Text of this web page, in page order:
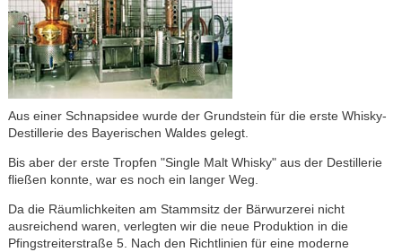
Aus einer Schnapsidee wurde der Grundstein für die erste Whisky-
Destillerie des Bayerischen Waldes gelegt.
Bis aber der erste Tropfen "Single Malt Whisky" aus der Destillerie
fließen konnte, war es noch ein langer Weg.
Da die Räumlichkeiten am Stammsitz der Bärwurzerei nicht
ausreichend waren, verlegten wir die neue Produktion in die
Pfingstreiterstraße 5. Nach den Richtlinien für eine moderne